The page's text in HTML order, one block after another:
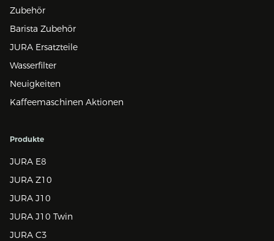
Zubehör
Barista Zubehör
JURA Ersatzteile
Wasserfilter
Neuigkeiten
Kaffeemaschinen Aktionen
Produkte
JURA E8
JURA Z10
JURA J10
JURA J10 Twin
JURA C3